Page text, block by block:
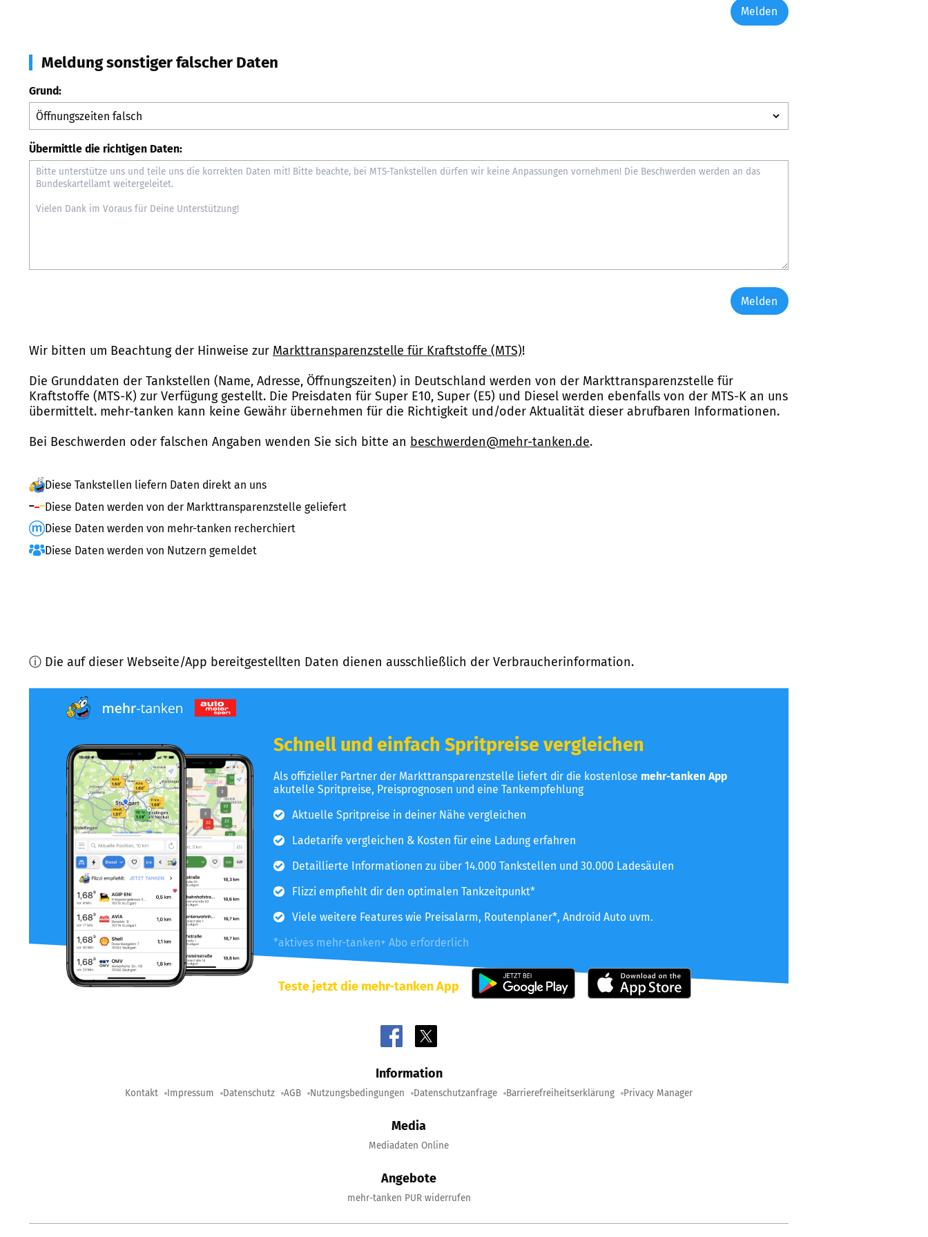
Melden
Meldung sonstiger falscher Daten
Grund:
Übermittle die richtigen Daten:
Melden
Wir bitten um Beachtung der Hinweise zur Markttransparenzstelle für Kraftstoffe (MTS)!
Die Grunddaten der Tankstellen (Name, Adresse, Öffnungszeiten) in Deutschland werden von der Markttransparenzstelle für
Kraftstoffe (MTS-K) zur Verfügung gestellt. Die Preisdaten für Super E10, Super (E5) und Diesel werden ebenfalls von der MTS-K an uns
übermittelt. mehr-tanken kann keine Gewähr übernehmen für die Richtigkeit und/oder Aktualität dieser abrufbaren Informationen.
Bei Beschwerden oder falschen Angaben wenden Sie sich bitte an beschwerden@mehr-tanken.de.
Diese Tankstellen liefern Daten direkt an uns
Diese Daten werden von der Markttransparenzstelle geliefert
Diese Daten werden von mehr-tanken recherchiert
Diese Daten werden von Nutzern gemeldet
ⓘ Die auf dieser Webseite/App bereitgestellten Daten dienen ausschließlich der Verbraucherinformation.
Schnell und einfach Spritpreise vergleichen
Als offizieller Partner der Markttransparenzstelle liefert dir die kostenlose mehr-tanken App
akutelle Spritpreise, Preisprognosen und eine Tankempfehlung
Aktuelle Spritpreise in deiner Nähe vergleichen
Ladetarife vergleichen & Kosten für eine Ladung erfahren
Detaillierte Informationen zu über 14.000 Tankstellen und 30.000 Ladesäulen
Flizzi empfiehlt dir den optimalen Tankzeitpunkt*
Viele weitere Features wie Preisalarm, Routenplaner*, Android Auto uvm.
*aktives mehr-tanken+ Abo erforderlich
Teste jetzt die mehr-tanken App
Information
Kontakt Impressum Datenschutz AGB Nutzungsbedingungen Datenschutzanfrage Barrierefreiheitserklärung Privacy Manager
Media
Mediadaten Online
Angebote
mehr-tanken PUR widerrufen